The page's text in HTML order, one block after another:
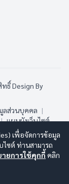
ทธิ์Design By
ลส่วนบุคคล |
| แผนผังเว็บไซต์
ถิติทั้งหมด)
เพื่อจัดการข้อมูล
ซต์ ท่านสามารถ
ายการใช้คุกกี้ คลิก